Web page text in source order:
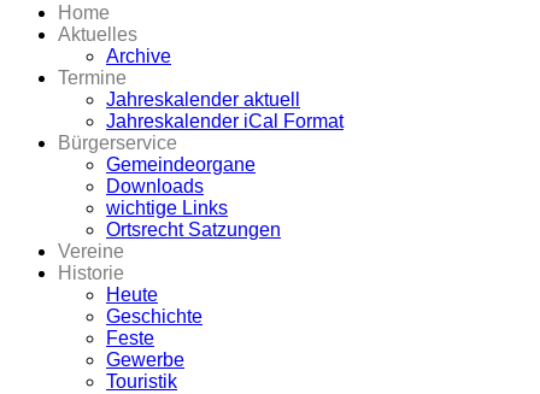
Home
Aktuelles
Archive
Termine
Jahreskalender aktuell
Jahreskalender iCal Format
Bürgerservice
Gemeindeorgane
Downloads
wichtige Links
Ortsrecht Satzungen
Vereine
Historie
Heute
Geschichte
Feste
Gewerbe
Touristik